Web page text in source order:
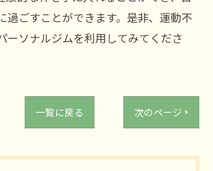
過ごすことができます。是非、運動不
ーソナルジムを利用してみてくださ
一覧に戻る 次のページ >